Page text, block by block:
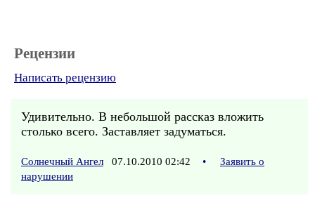
Рецензии
Написать рецензию
Удивительно. В небольшой рассказ вложить
столько всего. Заставляет задуматься.
Солнечный Ангел 07.10.2010 02:42 •
Заявить о
нарушении